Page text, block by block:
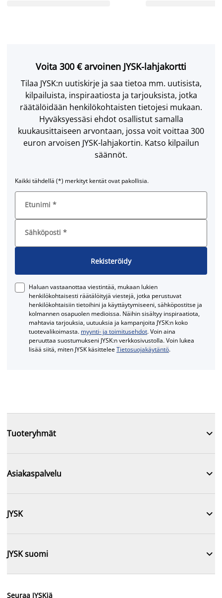
Voita 300 € arvoinen JYSK-lahjakortti
Tilaa JYSK:n uutiskirje ja saa tietoa mm. uutisista,
kilpailuista, inspiraatiosta ja tarjouksista, jotka
räätälöidään henkilökohtaisten tietojesi mukaan.
Hyväksyessäsi ehdot osallistut samalla
kuukausittaiseen arvontaan, jossa voit voittaa 300
euron arvoisen JYSK-lahjakortin. Katso kilpailun
säännöt.
Kaikki tähdellä (*) merkityt kentät ovat pakollisia.
Etunimi *
Sähköposti *
Rekisteröidy
Haluan vastaanottaa viestintää, mukaan lukien
henkilökohtaisesti räätälöityjä viestejä, jotka perustuvat
henkilökohtaisiin tietoihini ja käyttäytymiseeni, sähköpostitse ja
kolmannen osapuolen medioissa. Näihin sisältyy inspiraatiota,
mahtavia tarjouksia, uutuuksia ja kampanjoita JYSK:n koko
tuotevalikoimasta. myynti- ja toimitusehdot. Voin aina
peruuttaa suostumukseni JYSK:n verkkosivustolla. Voin lukea
lisää siitä, miten JYSK käsitteleeTietosuojakäytäntö.
Tuoteryhmät 
Asiakaspalvelu 
JYSK 
JYSK suomi 
Seuraa JYSKiä